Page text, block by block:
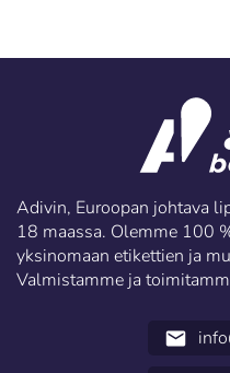
Adivin, Euroopan johtava
18 maassa. Olemme 100
yksinomaan etikettien ja
Valmistamme ja
email